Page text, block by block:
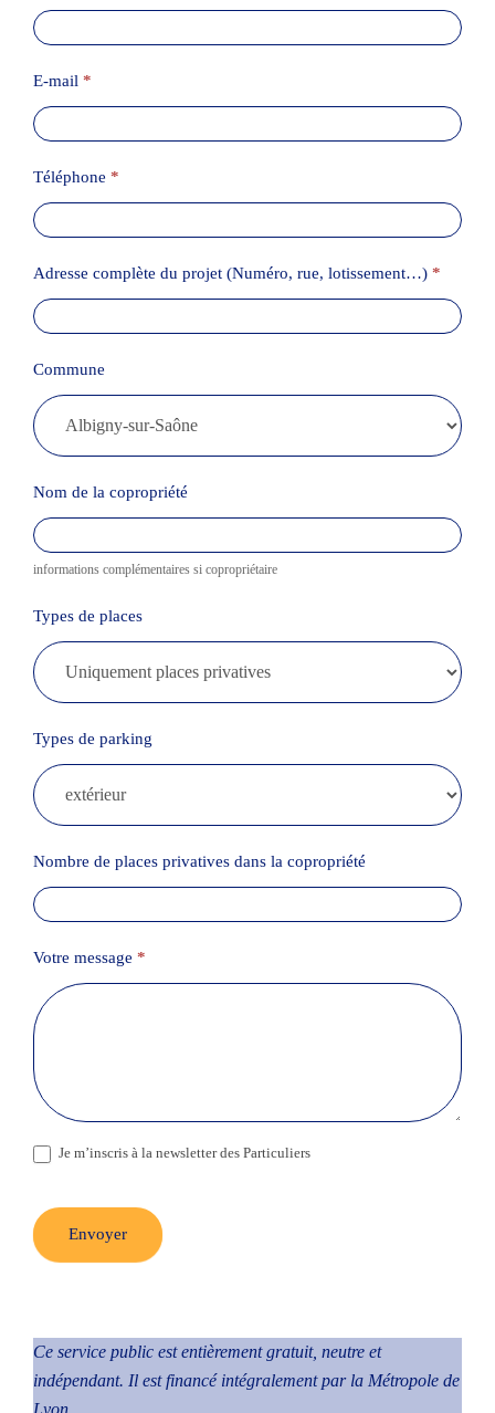
E-mail *
Téléphone *
Adresse complète du projet (Numéro, rue, lotissement…) *
Commune
Nom de la copropriété
informations complémentaires si copropriétaire
Types de places
Types de parking
Nombre de places privatives dans la copropriété
Votre message *
Je m’inscris à la newsletter des Particuliers
Envoyer
Ce service public est entièrement gratuit, neutre et
indépendant. Il est financé intégralement par la Métropole de
Lyon